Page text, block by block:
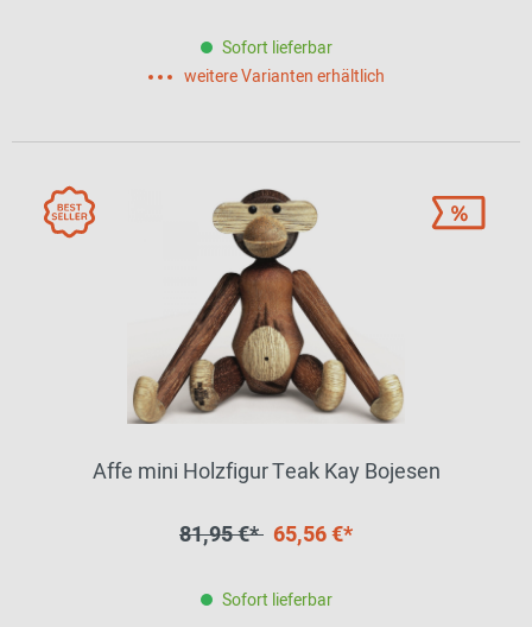
Sofort lieferbar
weitere Varianten erhältlich
Affe mini Holzfigur Teak Kay Bojesen
81,95 €* 65,56 €*
Sofort lieferbar